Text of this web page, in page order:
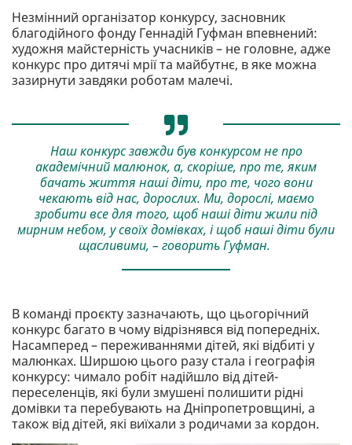
Незмінний організатор конкурсу, засновник
благодійного фонду Геннадій Гуфман впевнений:
художня майстерність учасників – не головне, адже
конкурс про дитячі мрії та майбутнє, в яке можна
зазирнути завдяки роботам малечі.
Наш конкурс завжди був конкурсом не про
академічний малюнок, а, скоріше, про те, яким
бачать життя наші діти, про те, чого вони
чекають від нас, дорослих. Ми, дорослі, маємо
зробити все для того, щоб наші діти жили під
мирним небом, у своїх домівках, і щоб наші діти були
щасливими, – говорить Гуфман.
В команді проєкту зазначають, що цьогорічний
конкурс багато в чому відрізнявся від попередніх.
Насамперед – переживаннями дітей, які відбиті у
малюнках. Ширшою цього разу стала і географія
конкурсу: чимало робіт надійшло від дітей-
переселенців, які були змушені полишити рідні
домівки та перебувають на Дніпропетровщині, а
також від дітей, які виїхали з родичами за кордон.